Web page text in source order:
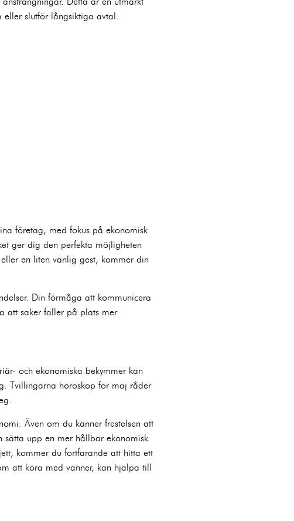
slutför långsiktiga avtal.
företag, med fokus på ekonomisk
ger dig den perfekta möjligheten
en liten vänlig gest, kommer din
Din förmåga att kommunicera
att saker faller på plats mer
och ekonomiska bekymmer kan
Tvillingarna horoskop för maj råder
Även om du känner frestelsen att
sätta upp en mer hållbar ekonomisk
kommer du fortfarande att hitta ett
att köra med vänner, kan hjälpa till